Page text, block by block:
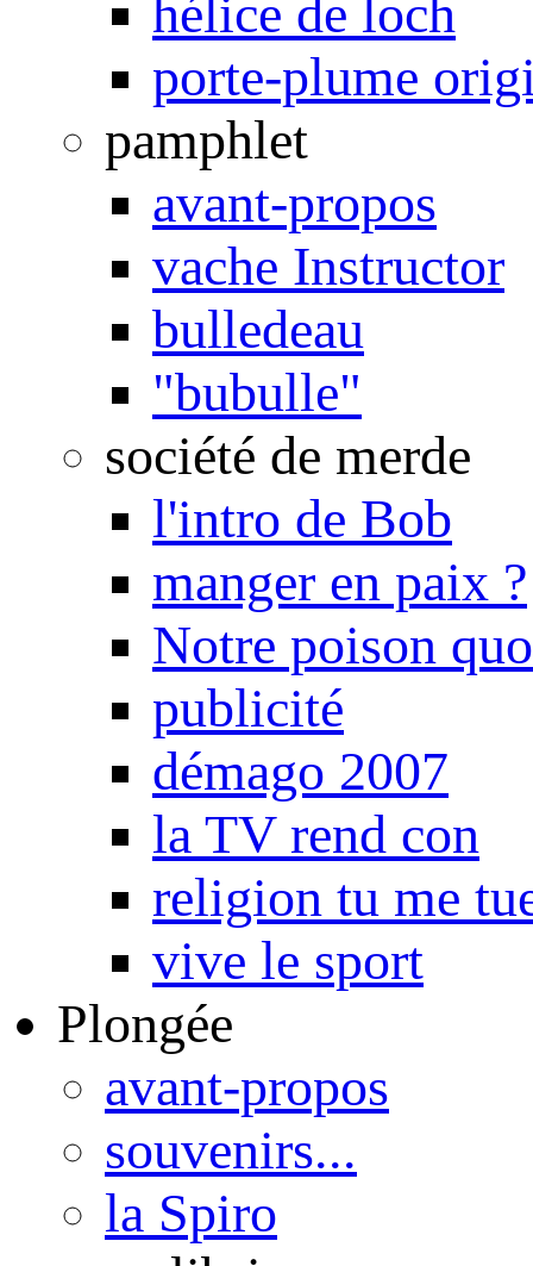
hélice de loch
porte-plume
pamphlet
avant-propos
vache Instructor
bulledeau
"bubulle"
société de merde
l'intro de Bob
manger en paix ?
Notre poison
publicité
démago 2007
la TV rend con
religion tu me
vive le sport
Plongée
avant-propos
souvenirs...
la Spiro